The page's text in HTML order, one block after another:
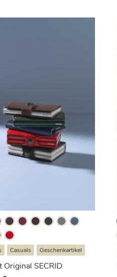
Casuals Geschenkartikel
Original SECRID